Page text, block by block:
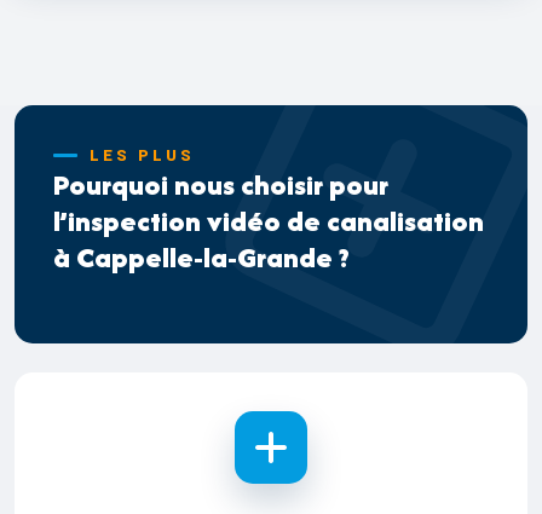
LES PLUS
Pourquoi nous choisir pour
l’inspection vidéo de canalisation
à Cappelle-la-Grande ?